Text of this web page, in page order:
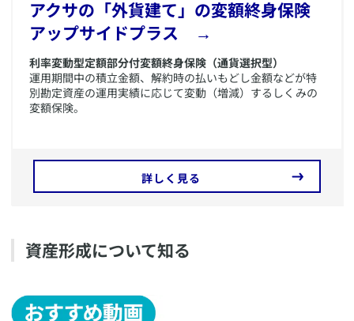
​アクサの「外貨建て」の変額終身保険
アップサイドプラス →
利率変動型定額部分付変額終身保険（通貨選択型）
運用期間中の積立金額、解約時の払いもどし金額などが特
別勘定資産の運用実績に応じて変動（増減）するしくみの
変額保険。
詳しく見る
資産形成について知る